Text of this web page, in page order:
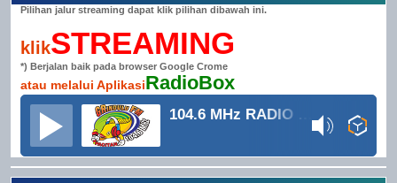
Pilihan jalur streaming dapat klik pilihan dibawah ini.
klikSTREAMING
*) Berjalan baik pada browser Google Crome
atau melalui AplikasiRadioBox
104.6 MHz RADIO GRINDULU FM